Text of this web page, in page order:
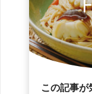
この記事が